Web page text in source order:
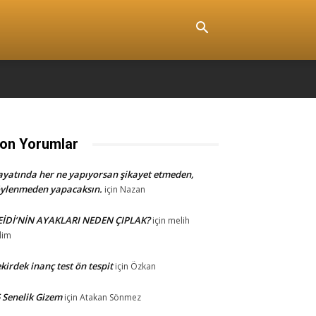
Yorumlar
her ne yapıyorsan şikayet etmeden,
yapacaksın. için Nazan
AYAKLARI NEDEN ÇIPLAK?için melih
inanç test ön tespitiçin Özkan
Senelik Gizemiçin Atakan Sönmez